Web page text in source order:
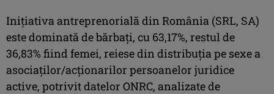
Iniţiativa antreprenorială din România (SRL, SA)
este dominată de bărbaţi, cu 63,17%, restul de
36,83% fiind femei, reiese din distribuţia pe sexe a
asociaţilor/acţionarilor persoanelor juridice
active, potrivit datelor ONRC, analizate de